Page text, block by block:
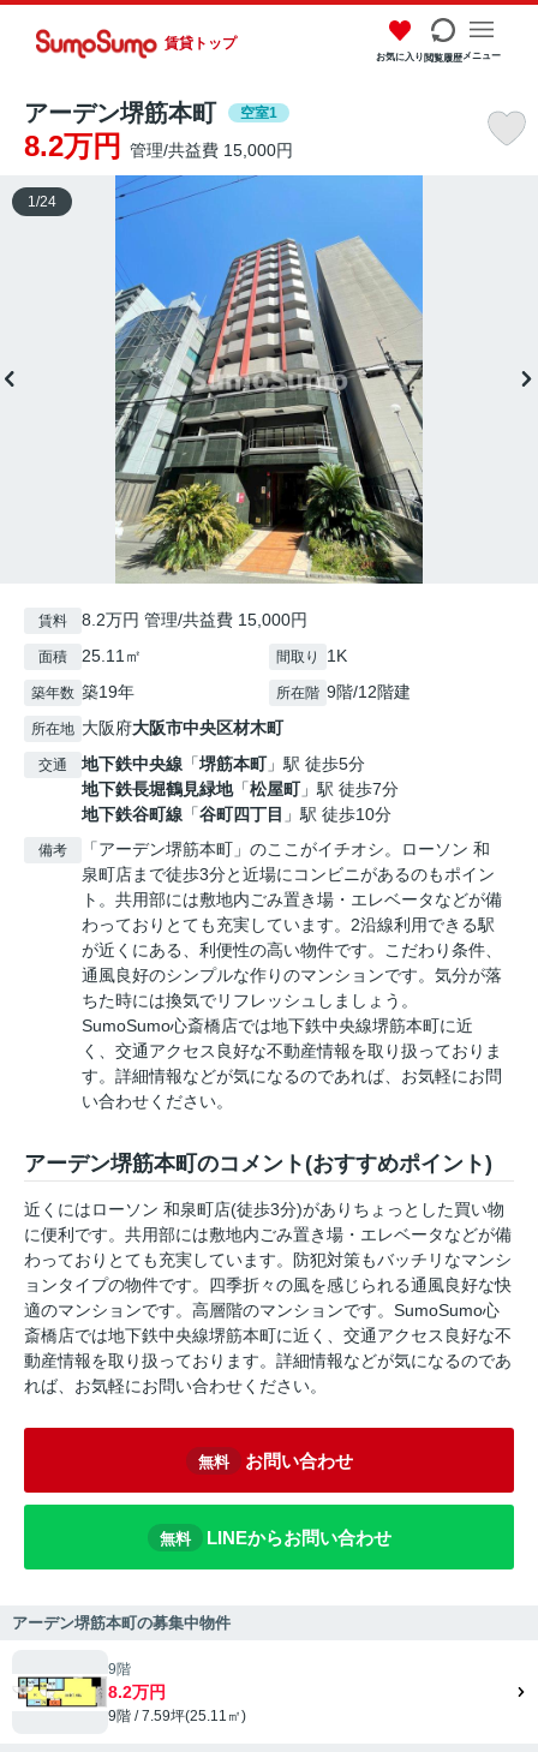
賃貸トップ
お気に入り閲覧履歴メニュー
アーデン堺筋本町 空室1
8.2万円 管理/共益費 15,000円
1 /24
賃料 8.2万円 管理/共益費 15,000円
面積 25.11㎡ 間取り 1K
築年数 築19年 所在階 9階/12階建
所在地 大阪府大阪市中央区材木町
交通 地下鉄中央線 「堺筋本町」駅 徒歩5分
地下鉄長堀鶴見緑地「松屋町」駅 徒歩7分
地下鉄谷町線 「谷町四丁目 」駅 徒歩10分
備考
「アーデン堺筋本町」のここがイチオシ。ローソン 和
泉町店まで徒歩3分と近場にコンビニがあるのもポイン
ト。共用部には敷地内ごみ置き場・エレベータなどが備
わっておりとても充実しています。2沿線利用できる駅
が近くにある、利便性の高い物件です。こだわり条件、
通風良好のシンプルな作りのマンションです。気分が落
ちた時には換気でリフレッシュしましょう。
SumoSumo心斎橋店では地下鉄中央線堺筋本町に近
く、交通アクセス良好な不動産情報を取り扱っておりま
す。詳細情報などが気になるのであれば、お気軽にお問
い合わせください。
アーデン堺筋本町のコメント(おすすめポイント)
近くにはローソン 和泉町店(徒歩3分)がありちょっとした買い物
に便利です。共用部には敷地内ごみ置き場・エレベータなどが備
わっておりとても充実しています。防犯対策もバッチリなマンシ
ョンタイプの物件です。四季折々の風を感じられる通風良好な快
適のマンションです。高層階のマンションです。SumoSumo心
斎橋店では地下鉄中央線堺筋本町に近く、交通アクセス良好な不
動産情報を取り扱っております。詳細情報などが気になるのであ
れば、お気軽にお問い合わせください。
無料 お問い合わせ
無料 LINEからお問い合わせ
アーデン堺筋本町の募集中物件
9階
8.2万円
9階 / 7.59坪(25.11㎡)